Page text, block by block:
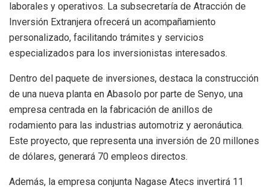
laborales y operativos. La subsecretaría de Atracción de
Inversión Extranjera ofrecerá un acompañamiento
personalizado, facilitando trámites y servicios
especializados para los inversionistas interesados.
Dentro del paquete de inversiones, destaca la construcción
de una nueva planta en Abasolo por parte de Senyo, una
empresa centrada en la fabricación de anillos de
rodamiento para las industrias automotriz y aeronáutica.
Este proyecto, que representa una inversión de 20 millones
de dólares, generará 70 empleos directos.
Además, la empresa conjunta Nagase Atecs invertirá 11